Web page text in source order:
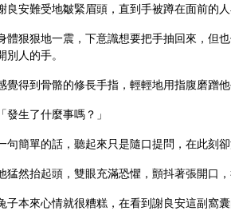
良安難受地皺緊眉頭，直到手被蹲在面前的人
體狠狠地一震，下意識想要把手抽回來，但
別人的手。
覺得到骨骼的修長手指，輕輕地用指腹磨蹭
「發生了什麼事嗎？」
句簡單的話，聽起來只是隨口提問，在此刻
猛然抬起頭，雙眼充滿恐懼，顫抖著張開口，
子本來心情就很糟糕，在看到謝良安這副窩